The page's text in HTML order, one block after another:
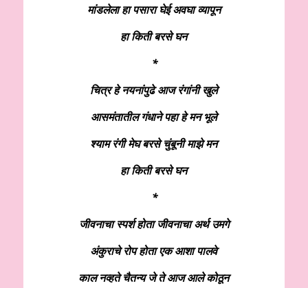
मांडलेला हा पसारा घेई अवघा व्यापून
हा किती बरसे घन
*
चित्र हे नयनांपुढे आज रंगांनी खुले
आसमंतातील गंधाने पहा हे मन भूले
श्याम रंगी मेघ बरसे चुंबूनी माझे मन
हा किती बरसे घन
*
जीवनाचा स्पर्श होता जीवनाचा अर्थ उमगे
अंकुराचे रोप होता एक आशा पालवे
काल नव्हते चैतन्य जे ते आज आले कोठून